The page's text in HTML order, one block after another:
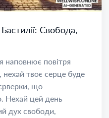
Свобода,
наповнює повітря
нехай твоє серце буде
що
Нехай цей день
дух свободи,